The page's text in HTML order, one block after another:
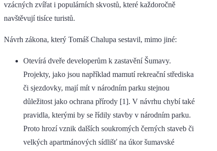
vzácných zvířat i populárních skvostů, které každoročně
navštěvují tisíce turistů.
Návrh zákona, který Tomáš Chalupa sestavil, mimo jiné:
Otevírá dveře developerům k zastavění Šumavy.
Projekty, jako jsou například mamutí rekreační střediska
či sjezdovky, mají mít v národním parku stejnou
důležitost jako ochrana přírody [1]. V návrhu chybí také
pravidla, kterými by se řídily stavby v národním parku.
Proto hrozí vznik dalších soukromých černých staveb či
velkých apartmánových sídlišť na úkor šumavské